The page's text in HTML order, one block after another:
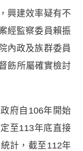
興建效率疑有不
經監察委員賴振
內政及族群委員
飭所屬確實檢討
府自106年開始
至113年底直接
計，截至112年